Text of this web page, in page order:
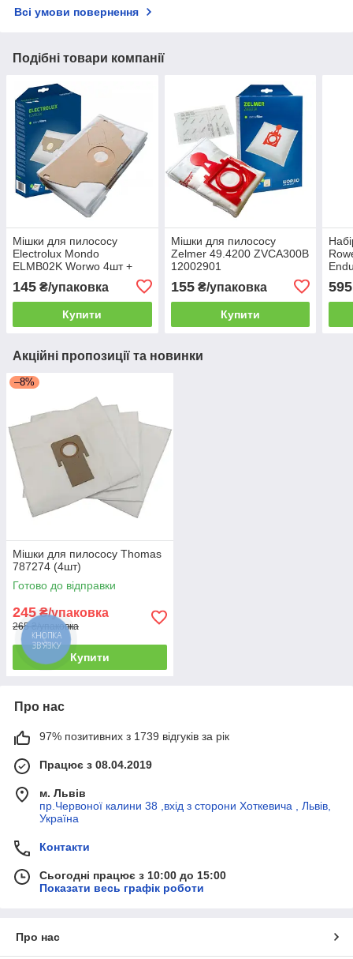
Всі умови повернення
Подібні товари компанії
Мішки для пилососу
Electrolux Mondo
ELMB02K Worwo 4шт +
145 ₴/упаковка
Купити
Мішки для пилососу
Zelmer 49.4200 ZVCA300B
12002901
155₴/упаковка
Купити
595
Акційні пропозиції та новинки
–8%
Мішки для пилососу Thomas
787274 (4шт)
Готово до відправки
245₴/упаковка
265 ₴/упаковка
Купити
Про нас
97% позитивних з 1739 відгуків за рік
Працює з 08.04.2019
м. Львів
пр.Червоної калини 38 ,вхід з сторони Хоткевича , Львів,
Україна
Контакти
Сьогодні працює з 10:00 до 15:00
Показати весь графік роботи
Про нас
КНОПКА
ЗВ'ЯЗКУ